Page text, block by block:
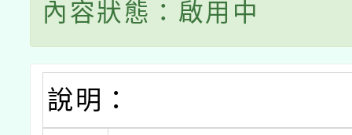
內容狀態：啟用中
說明：